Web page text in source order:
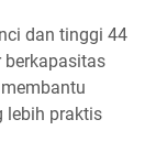
dan tinggi 44
lebih praktis